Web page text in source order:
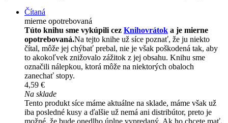
Čítaná
mierne opotrebovaná
Túto knihu sme vykúpili cez Knihovrátok a je mierne
opotrebovaná.Na tejto knihe už síce poznať, že ju niekto
čítal, môže jej chýbať prebal, nie je však poškodená tak, aby
to akokoľvek znižovalo zážitok z jej obsahu. Knihu sme
označili nálepkou, ktorá môže na niektorých obaloch
zanechať stopy.
4,59 €
Na sklade
Tento produkt síce máme aktuálne na sklade, máme však už
iba posledné kusy a ďalšie už nemá ani distribútor, preto je